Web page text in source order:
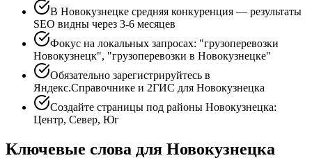
В Новокузнецке средняя конкуренция — результаты
SEO видны через 3-6 месяцев
Фокус на локальных запросах: "грузоперевозки
Новокузнецк", "грузоперевозки в Новокузнецке"
Обязательно зарегистрируйтесь в
Яндекс.Справочнике и 2ГИС для Новокузнецка
Создайте страницы под районы Новокузнецка:
Центр, Север, Юг
Ключевые слова для Новокузнецка